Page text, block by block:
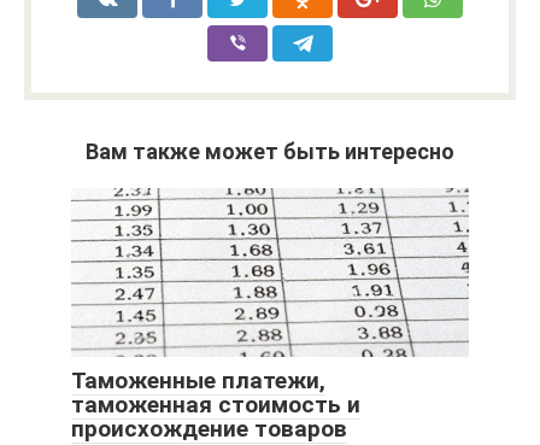
Вам также может быть интересно
Таможенные платежи,
таможенная стоимость и
происхождение товаров